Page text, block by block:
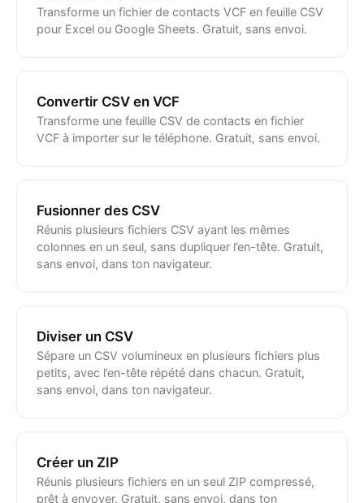
Transforme un fichier de contacts VCF en feuille CSV
pour Excel ou Google Sheets. Gratuit, sans envoi.
Convertir CSV en VCF
Transforme une feuille CSV de contacts en fichier
VCF à importer sur le téléphone. Gratuit, sans envoi.
Fusionner des CSV
Réunis plusieurs fichiers CSV ayant les mêmes
colonnes en un seul, sans dupliquer l’en-tête. Gratuit,
sans envoi, dans ton navigateur.
Diviser un CSV
Sépare un CSV volumineux en plusieurs fichiers plus
petits, avec l’en-tête répété dans chacun. Gratuit,
sans envoi, dans ton navigateur.
Créer un ZIP
Réunis plusieurs fichiers en un seul ZIP compressé,
prêt à envoyer. Gratuit, sans envoi, dans ton